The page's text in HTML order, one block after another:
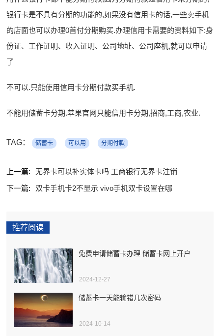
银行卡是不具有分期的功能的,如果没有信用卡的话,一些卖手机
的店面也可以办理0首付分期购买.办理信用卡需要的资料如下:身
份证、工作证明、收入证明、公司地址、公司座机,就可以申请
了
不可以.只能使用信用卡分期付款买手机.
不能用储蓄卡分期.苹果官网只能信用卡分期,招商,工商,农业.
TAG： 储蓄卡 可以用 分期付款
上一篇:
无界卡可以补实体卡吗 工商银行无界卡注销
下一篇:
双卡手机卡2不显示 vivo手机双卡设置在哪
推荐阅读
免费申请储蓄卡办理 储蓄卡网上开户
2024-12-27
储蓄卡一天能输错几次密码
2024-10-14